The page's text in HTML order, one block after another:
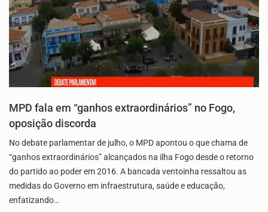
MPD fala em “ganhos extraordinários” no Fogo,
oposição discorda
No debate parlamentar de julho, o MPD apontou o que chama de
“ganhos extraordinários” alcançados na ilha Fogo desde o retorno
do partido ao poder em 2016. A bancada ventoinha ressaltou as
medidas do Governo em infraestrutura, saúde e educação,
enfatizando…